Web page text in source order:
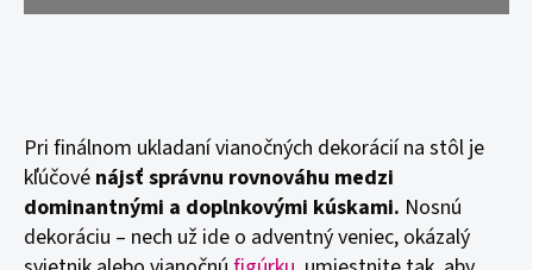
Pri finálnom ukladaní vianočných dekorácií na stôl je
kľúčové nájsť správnu rovnováhu medzi
dominantnými a doplnkovými kúskami. Nosnú
dekoráciu – nech už ide o adventný veniec, okázalý